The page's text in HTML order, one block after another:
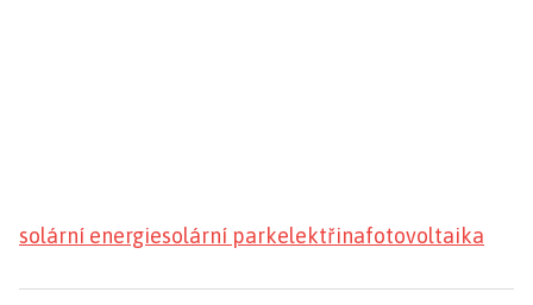
solární energiesolární parkelektřinafotovoltaika